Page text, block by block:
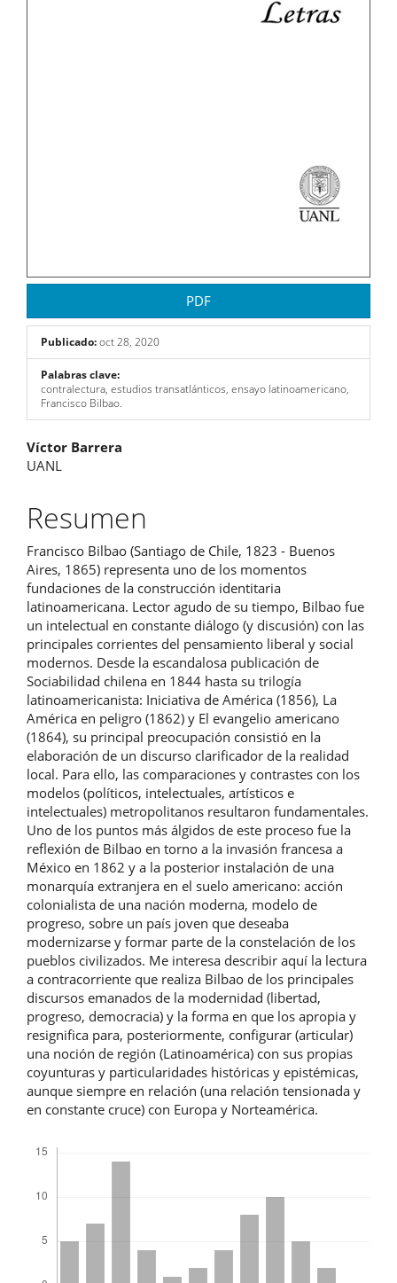
PDF
Publicado:oct 28, 2020
Palabras clave:
contralectura, estudios transatlánticos, ensayo latinoamericano,
Francisco Bilbao.
Contenido
principal
del
artículo
Víctor Barrera
UANL
Resumen
Francisco Bilbao (Santiago de Chile, 1823 - Buenos
Aires, 1865) representa uno de los momentos
fundaciones de la construcción identitaria
latinoamericana. Lector agudo de su tiempo, Bilbao fue
un intelectual en constante diálogo (y discusión) con las
principales corrientes del pensamiento liberal y social
modernos. Desde la escandalosa publicación de
Sociabilidad chilena en 1844 hasta su trilogía
latinoamericanista: Iniciativa de América (1856), La
América en peligro (1862) y El evangelio americano
(1864), su principal preocupación consistió en la
elaboración de un discurso clarificador de la realidad
local. Para ello, las comparaciones y contrastes con los
modelos (políticos, intelectuales, artísticos e
intelectuales) metropolitanos resultaron fundamentales.
Uno de los puntos más álgidos de este proceso fue la
reflexión de Bilbao en torno a la invasión francesa a
México en 1862 y a la posterior instalación de una
monarquía extranjera en el suelo americano: acción
colonialista de una nación moderna, modelo de
progreso, sobre un país joven que deseaba
modernizarse y formar parte de la constelación de los
pueblos civilizados. Me interesa describir aquí la lectura
a contracorriente que realiza Bilbao de los principales
discursos emanados de la modernidad (libertad,
progreso, democracia) y la forma en que los apropia y
resignifica para, posteriormente, configurar (articular)
una noción de región (Latinoamérica) con sus propias
coyunturas y particularidades históricas y epistémicas,
aunque siempre en relación (una relación tensionada y
en constante cruce) con Europa y Norteamérica.